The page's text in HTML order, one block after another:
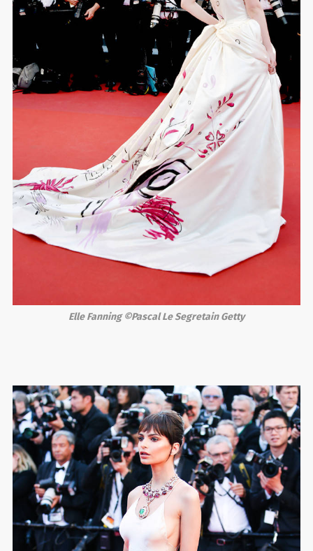
Elle Fanning ©Pascal Le Segretain Getty